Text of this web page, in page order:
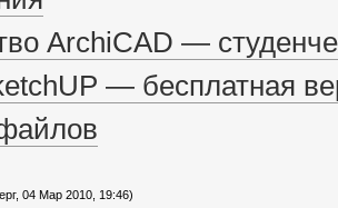
ArchiCAD —
— бесплатная
04 Мар 2010, 19:46)